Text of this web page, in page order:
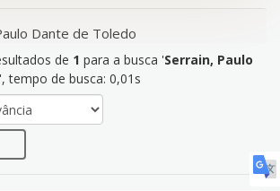
Dante de Toledo
de 1 para a busca 'Serrain, Paulo
', tempo de busca: 0,01s